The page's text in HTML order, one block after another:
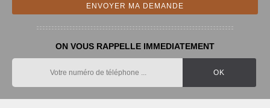
ON VOUS RAPPELLE IMMEDIATEMENT